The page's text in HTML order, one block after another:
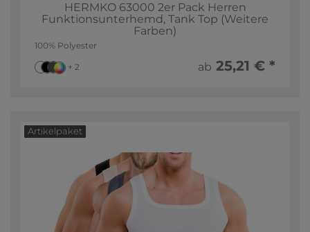
HERMKO 63000 2er Pack Herren
Funktionsunterhemd, Tank Top (Weitere
Farben)
100% Polyester
+ 2 ab 25,21 € *
Artikelpaket